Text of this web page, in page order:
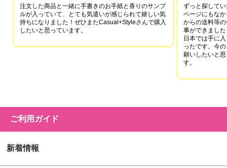
注文した商品と一緒に手書きのお手紙と香りのサンプ
ルが入っていて、とても気遣いが感じられて嬉しい気
持ちになりました！ぜひまたCasual+Styleさんで購入
したいと思っています。
ずっと探して
ページにもな
からの送料等
事ができました
日本では手に
ったです。今
願いしたいと
す。
ご利用ガイド
新着情報